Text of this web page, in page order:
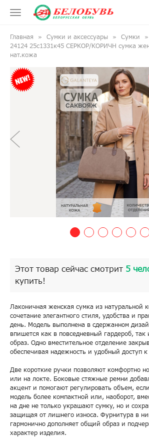
Главная Сумки и аксессуары
Сумки
24124 25с1331к45 СЕРКОР/КОРИЧН сумка
нат.кожа
Этот товар сейчас смотрит 5
купить!
Лаконичная женская сумка из натуральной
сочетание элегантного стиля, удобства и
день. Модель выполнена в сдержанном
впишется как в повседневный гардероб, так
образ. Одно вместительное отделение
обеспечивая надежность и удобный доступ
Две короткие ручки позволяют комфортно
или на локте. Боковые стяжные ремни
акцент и помогают регулировать объем,
модель более компактной или, наоборот,
на дне не только украшают сумку, но и
защищая от лишнего износа. Фурнитура в
гармонично дополняет общий образ и
характер изделия.